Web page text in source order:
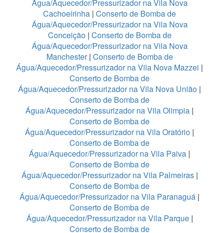
Água/Aquecedor/Pressurizador na Vila Nova
Cachoeirinha | Conserto de Bomba de
Água/Aquecedor/Pressurizador na Vila Nova
Conceição| Conserto de Bomba de
Água/Aquecedor/Pressurizador na Vila Nova
Manchester| Conserto de Bomba de
Água/Aquecedor/Pressurizador na Vila Nova Mazzei |
Conserto de Bomba de
Água/Aquecedor/Pressurizador na Vila Nova União |
Conserto de Bomba de
Água/Aquecedor/Pressurizador na Vila Olimpia |
Conserto de Bomba de
Água/Aquecedor/Pressurizador na Vila Oratório |
Conserto de Bomba de
Água/Aquecedor/Pressurizador na Vila Paiva |
Conserto de Bomba de
Água/Aquecedor/Pressurizador na Vila Palmeiras|
Conserto de Bomba de
Água/Aquecedor/Pressurizador na Vila Paranaguá |
Conserto de Bomba de
Água/Aquecedor/Pressurizador na Vila Parque|
Conserto de Bomba de